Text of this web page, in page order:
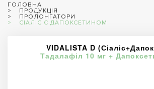
ГОЛОВНА
ПРОДУКЦІЯ
ПРОЛОНГАТОРИ
СІАЛІС С ДАПОКСЕТИНОМ
VIDALISTA D
Тадалафіл 10 мг +